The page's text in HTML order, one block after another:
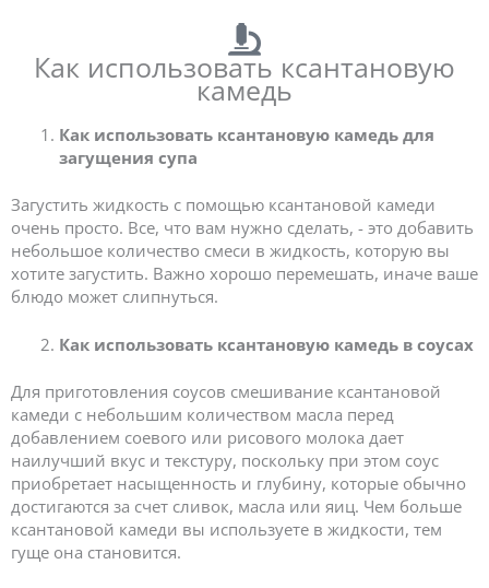
Как использовать ксантановую
камедь
Как использовать ксантановую камедь для
загущения супа
Загустить жидкость с помощью ксантановой камеди
очень просто. Все, что вам нужно сделать, - это добавить
небольшое количество смеси в жидкость, которую вы
хотите загустить. Важно хорошо перемешать, иначе ваше
блюдо может слипнуться.
Как использовать ксантановую камедь в соусах
Для приготовления соусов смешивание ксантановой
камеди с небольшим количеством масла перед
добавлением соевого или рисового молока дает
наилучший вкус и текстуру, поскольку при этом соус
приобретает насыщенность и глубину, которые обычно
достигаются за счет сливок, масла или яиц. Чем больше
ксантановой камеди вы используете в жидкости, тем
гуще она становится.